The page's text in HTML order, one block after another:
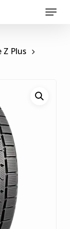
Menu
Z Plus